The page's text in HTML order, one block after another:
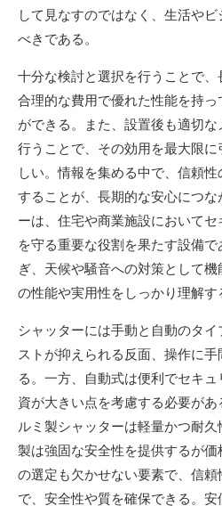
して見なすのではなく、生活や
べきである。
十分な検討と選択を行うことで、
合理的な費用で優れた性能を持
ができる。また、設置後も適切
行うことで、その効用を最大限
しい。情報を集める中で、信頼
することが、長期的な安心につ
ーは、住宅や商業施設において
を守る重要な役割を果たす設備
ぎ、天候や騒音への対策として
の性能や実用性をしっかり理解す
シャッターには手動と自動のタ
ストが抑えられる反面、操作に
る。一方、自動式は便利でセキ
資が大きい点を考慮する必要が
ルミ製シャッターは軽量かつ耐
製は強固な安全性を提供するが
の選定も欠かせない要素で、信
で、安全性や質を確保できる。